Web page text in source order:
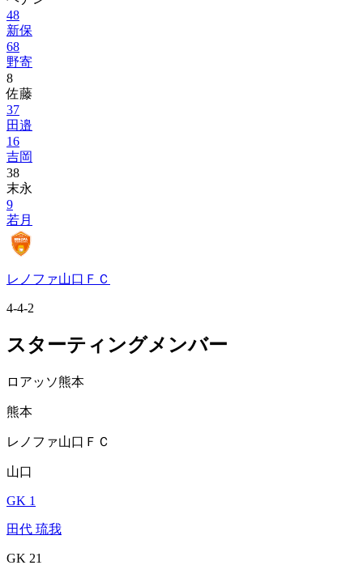
48
新保
68
野寄
8
佐藤
37
田邉
16
吉岡
38
末永
9
若月
レノファ山口ＦＣ
4-4-2
スターティングメンバー
ロアッソ熊本
熊本
レノファ山口ＦＣ
山口
GK 1
田代 琉我
GK 21